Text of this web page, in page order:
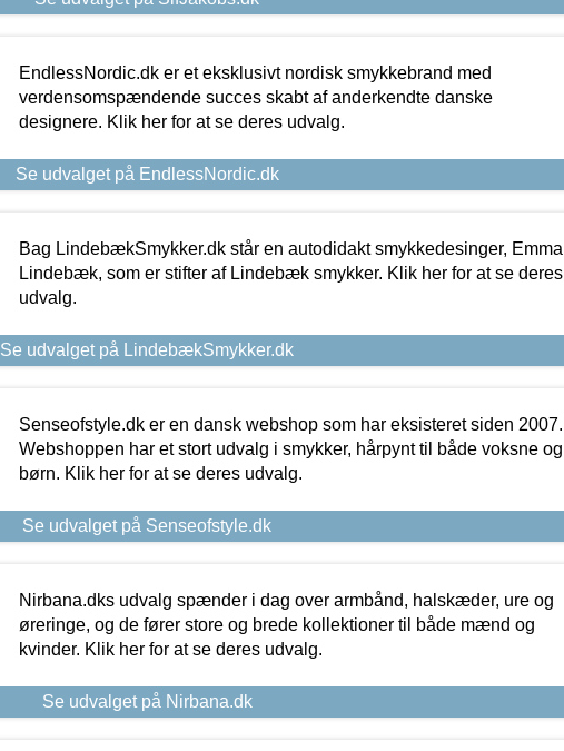
EndlessNordic.dk er et eksklusivt nordisk smykkebrand med
verdensomspændende succes skabt af anderkendte danske
designere. Klik her for at se deres udvalg.
Se udvalget på EndlessNordic.dk
Bag LindebækSmykker.dk står en autodidakt smykkedesinger, Emma
Lindebæk, som er stifter af Lindebæk smykker. Klik her for at se deres
udvalg.
Se udvalget på LindebækSmykker.dk
Senseofstyle.dk er en dansk webshop som har eksisteret siden 2007.
Webshoppen har et stort udvalg i smykker, hårpynt til både voksne og
børn. Klik her for at se deres udvalg.
Se udvalget på Senseofstyle.dk
Nirbana.dks udvalg spænder i dag over armbånd, halskæder, ure og
øreringe, og de fører store og brede kollektioner til både mænd og
kvinder. Klik her for at se deres udvalg.
Se udvalget på Nirbana.dk